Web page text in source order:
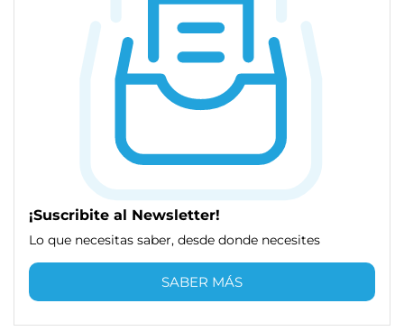
¡Suscribite al Newsletter!
Lo que necesitas saber, desde donde necesites
SABER MÁS